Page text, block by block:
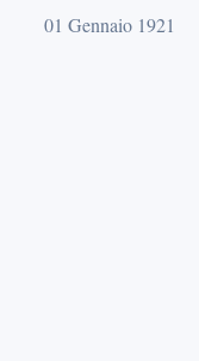
01 Gennaio 1921